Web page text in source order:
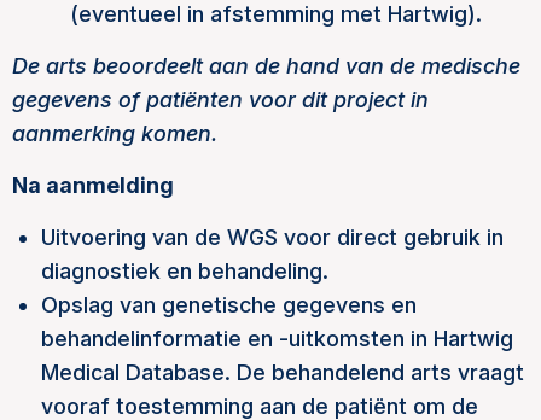
(eventueel in afstemming met Hartwig).
De arts beoordeelt aan de hand van de medische
gegevens of patiënten voor dit project in
aanmerking komen.
Na aanmelding
Uitvoering van de WGS voor direct gebruik in
diagnostiek en behandeling.
Opslag van genetische gegevens en
behandelinformatie en -uitkomsten in Hartwig
Medical Database. De behandelend arts vraagt
vooraf toestemming aan de patiënt om de